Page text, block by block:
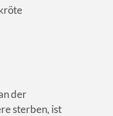
der
sterben, ist